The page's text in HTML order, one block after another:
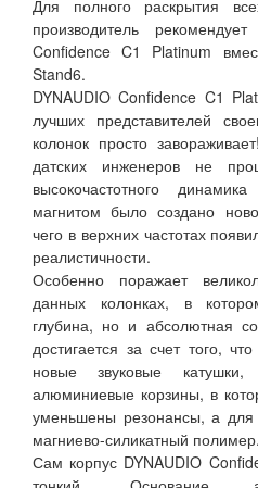
Для полного раскрытия
производитель
Confidence C1 Platinum
Stand6.
DYNAUDIO Confidence C1
лучших представителей
колонок просто
датских инженеров не
высокочастотного
магнитом было создано
чего в верхних частотах
реалистичности.
Особенно поражает
данных колонках, в
глубина, но и абсолютная
достигается за счет того,
новые звуковые
алюминиевые корзины, в
уменьшены резонансы, а
магниево-силикатный полимер.
Сам корпус DYNAUDIO